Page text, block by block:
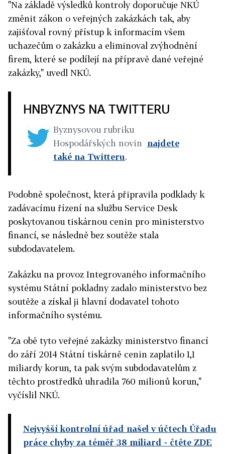
"Na základě výsledků kontroly doporučuje NKÚ
změnit zákon o veřejných zakázkách tak, aby
zajišťoval rovný přístup k informacím všem
uchazečům o zakázku a eliminoval zvýhodnění
firem, které se podílejí na přípravě dané veřejné
zakázky," uvedl NKÚ.
HNBYZNYS NA TWITTERU
Byznysovou rubriku
Hospodářských novin najdete
také na Twitteru.
Podobně společnost, která připravila podklady k
zadávacímu řízení na službu Service Desk
poskytovanou tiskárnou cenin pro ministerstvo
financí, se následně bez soutěže stala
subdodavatelem.
Zakázku na provoz Integrovaného informačního
systému Státní pokladny zadalo ministerstvo bez
soutěže a získal ji hlavní dodavatel tohoto
informačního systému.
"Za obě tyto veřejné zakázky ministerstvo financí
do září 2014 Státní tiskárně cenin zaplatilo 1,1
miliardy korun, ta pak svým subdodavatelům z
těchto prostředků uhradila 760 milionů korun,"
vyčíslil NKÚ.
Nejvyšší kontrolní úřad našel v účtech Úřadu
práce chyby za téměř 38 miliard - čtěte ZDE